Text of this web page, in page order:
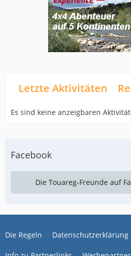
Letzte Aktivitäten
Es sind keine anzeigbaren
Facebook
Die Touareg-Freunde auf
Die Regeln Datenschutzerklärung